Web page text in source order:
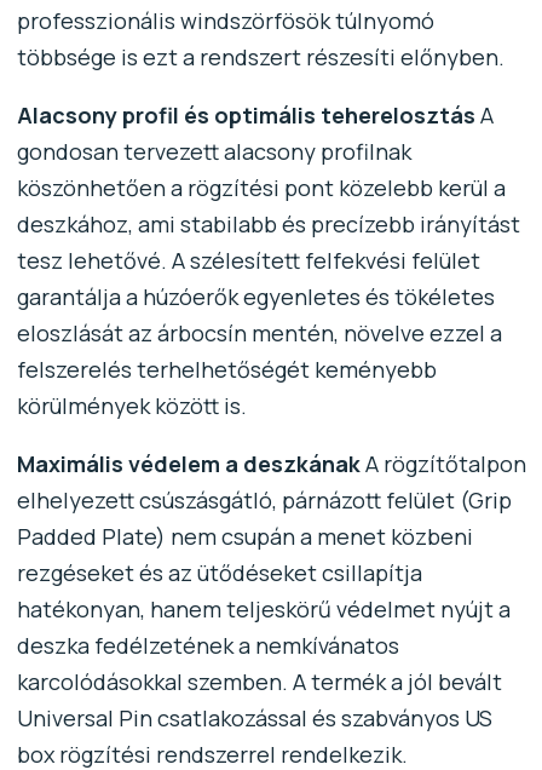
professzionális windszörfösök túlnyomó
többsége is ezt a rendszert részesíti előnyben.
Alacsony profil és optimális teherelosztás A
gondosan tervezett alacsony profilnak
köszönhetően a rögzítési pont közelebb kerül a
deszkához, ami stabilabb és precízebb irányítást
tesz lehetővé. A szélesített felfekvési felület
garantálja a húzóerők egyenletes és tökéletes
eloszlását az árbocsín mentén, növelve ezzel a
felszerelés terhelhetőségét keményebb
körülmények között is.
Maximális védelem a deszkánakA rögzítőtalpon
elhelyezett csúszásgátló, párnázott felület (Grip
Padded Plate) nem csupán a menet közbeni
rezgéseket és az ütődéseket csillapítja
hatékonyan, hanem teljeskörű védelmet nyújt a
deszka fedélzetének a nemkívánatos
karcolódásokkal szemben. A termék a jól bevált
Universal Pin csatlakozással és szabványos US
box rögzítési rendszerrel rendelkezik.